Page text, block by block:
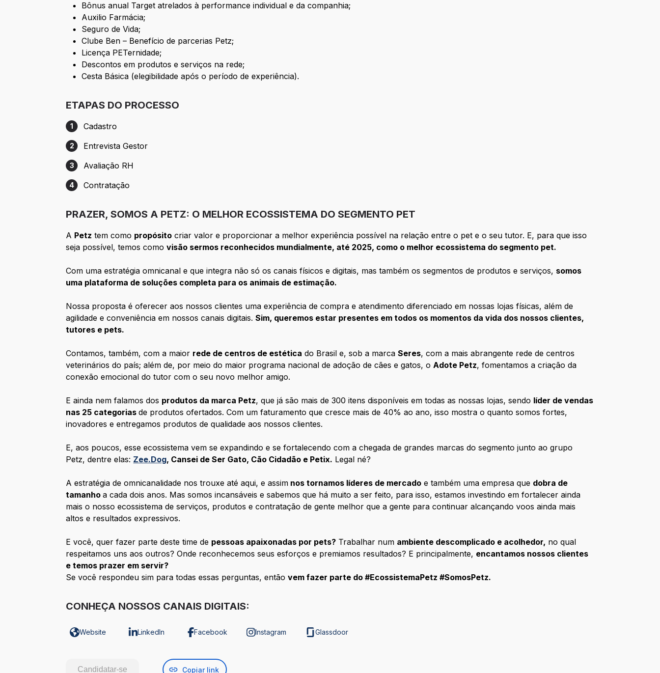
Bônus anual Target atrelados à performance individual e da companhia;
Auxilio Farmácia;
Seguro de Vida;
Clube Ben – Benefício de parcerias Petz;
Licença PETernidade;
Descontos em produtos e serviços na rede;
Cesta Básica (elegibilidade após o período de experiência).
ETAPAS DO PROCESSO
Etapa 1: Cadastro
1 Cadastro
Etapa 2: Entrevista Gestor
2 Entrevista Gestor
Etapa 3: Avaliação RH
3 Avaliação RH
Etapa 4: Contratação
4 Contratação
PRAZER, SOMOS A PETZ: O MELHOR ECOSSISTEMA DO SEGMENTO PET
A Petz tem como propósito criar valor e proporcionar a melhor experiência possível na relação entre o pet e o seu tutor. E, para que isso
seja possível, temos comovisão sermos reconhecidos mundialmente, até 2025, como o melhor ecossistema do segmento pet.
Com uma estratégia omnicanal e que integra não só os canais físicos e digitais, mas também os segmentos de produtos e serviços, somos
uma plataforma de soluções completa para os animais de estimação.
Nossa proposta é oferecer aos nossos clientes uma experiência de compra e atendimento diferenciado em nossas lojas físicas, além de
agilidade e conveniência em nossos canais digitais.Sim, queremos estar presentes em todos os momentos da vida dos nossos clientes,
tutores e pets.
Contamos, também, com a maior rede de centros de estética do Brasil e, sob a marcaSeres, com a mais abrangente rede de centros
veterinários do país; além de, por meio do maior programa nacional de adoção de cães e gatos, oAdote Petz, fomentamos a criação da
conexão emocional do tutor com o seu novo melhor amigo.
E ainda nem falamos dos produtos da marca Petz, que já são mais de 300 itens disponíveis em todas as nossas lojas, sendo líder de vendas
nas 25 categoriasde produtos ofertados. Com um faturamento que cresce mais de 40% ao ano, isso mostra o quanto somos fortes,
inovadores e entregamos produtos de qualidade aos nossos clientes.
E, aos poucos, esse ecossistema vem se expandindo e se fortalecendo com a chegada de grandes marcas do segmento junto ao grupo
Petz, dentre elas: Zee.Dog, Cansei de Ser Gato, Cão Cidadão e Petix. Legal né?
A estratégia de omnicanalidade nos trouxe até aqui, e assim nos tornamos líderes de mercado e também uma empresa que dobra de
tamanhoa cada dois anos. Mas somos incansáveis e sabemos que há muito a ser feito, para isso, estamos investindo em fortalecer ainda
mais o nosso ecossistema de serviços, produtos e contratação de gente melhor que a gente para continuar alcançando voos ainda mais
altos e resultados expressivos.
E você, quer fazer parte deste time de pessoas apaixonadas por pets? Trabalhar num ambiente descomplicado e acolhedor, no qual
respeitamos uns aos outros? Onde reconhecemos seus esforços e premiamos resultados? E principalmente, encantamos nossos clientes
e temos prazer em servir?
Se você respondeu sim para todas essas perguntas, entãovem fazer parte do #EcossistemaPetz #SomosPetz.
CONHEÇA NOSSOS CANAIS DIGITAIS:
Website LinkedIn Facebook Instagram Glassdoor
Candidatar-se Copiar link